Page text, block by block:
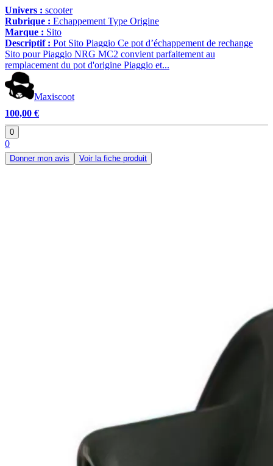
Univers : scooter
Rubrique : Echappement Type Origine
Marque : Sito
Descriptif : Pot Sito Piaggio Ce pot d’échappement de rechange
Sito pour Piaggio NRG MC2 convient parfaitement au
remplacement du pot d'origine Piaggio et...
Maxiscoot
100,00 €
0
0
Donner mon avis Voir la fiche produit